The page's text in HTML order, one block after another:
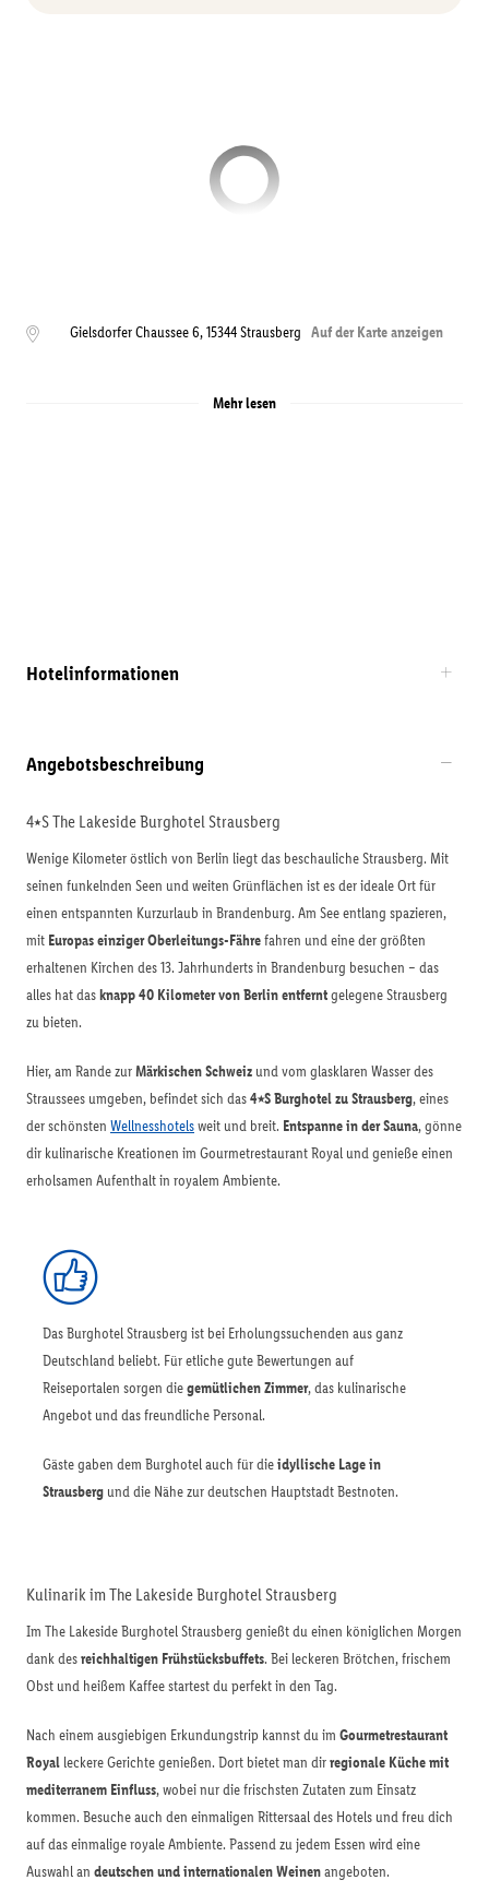
Gielsdorfer Chaussee 6,15344 Strausberg Auf der Karte anzeigen
Mehr lesen
Hotelinformationen
Angebotsbeschreibung
4⭑S The Lakeside Burghotel Strausberg
Wenige Kilometer östlich von Berlin liegt das beschauliche Strausberg. Mit
seinen funkelnden Seen und weiten Grünflächen ist es der ideale Ort für
einen entspannten Kurzurlaub in Brandenburg. Am See entlang spazieren,
mit Europas einziger Oberleitungs-Fährefahren und eine der größten
erhaltenen Kirchen des 13. Jahrhunderts in Brandenburg besuchen – das
alles hat dasknapp 40 Kilometer von Berlin entferntgelegene Strausberg
zu bieten.
Hier, am Rande zurMärkischen Schweiz und vom glasklaren Wasser des
Straussees umgeben, befindet sich das4⭑S Burghotel zu Strausberg, eines
der schönsten Wellnesshotelsweit und breit. Entspanne in der Sauna, gönne
dir kulinarische Kreationen im Gourmetrestaurant Royal und genieße einen
erholsamen Aufenthalt in royalem Ambiente.
Das Burghotel Strausberg ist bei Erholungssuchenden aus ganz
Deutschland beliebt. Für etliche gute Bewertungen auf
Reiseportalen sorgen diegemütlichen Zimmer, das kulinarische
Angebot und das freundliche Personal.
Gäste gaben dem Burghotel auch für dieidyllische Lage in
Strausberg und die Nähe zur deutschen Hauptstadt Bestnoten.
Kulinarik im The Lakeside Burghotel Strausberg
Im The Lakeside Burghotel Strausberg genießt du einen königlichen Morgen
dank desreichhaltigen Frühstücksbuffets. Bei leckeren Brötchen, frischem
Obst und heißem Kaffee startest du perfekt in den Tag.
Nach einem ausgiebigen Erkundungstrip kannst du im Gourmetrestaurant
Royal leckere Gerichte genießen. Dort bietet man dirregionale Küche mit
mediterranem Einfluss, wobei nur die frischsten Zutaten zum Einsatz
kommen. Besuche auch den einmaligen Rittersaal des Hotels und freu dich
auf das einmalige royale Ambiente. Passend zu jedem Essen wird eine
Auswahl an deutschen und internationalen Weinenangeboten.